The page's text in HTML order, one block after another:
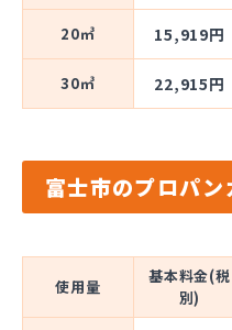
20㎥ 15,919円
30㎥ 22,915円
富士市のプロパ
使用量
基本料金(税
別)